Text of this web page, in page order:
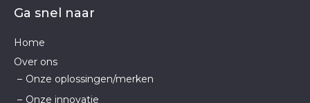
Ga snel naar
Home
Over ons
Onze oplossingen/merken
Onze innovatie